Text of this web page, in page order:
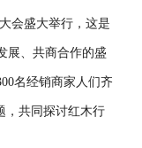
会盛大举行，这是
展、共商合作的盛
名经销商家人们齐
，共同探讨红木行